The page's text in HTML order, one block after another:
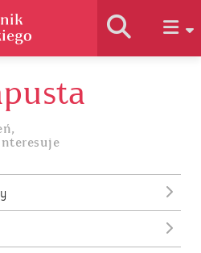
słownika
korzystać
naukowe